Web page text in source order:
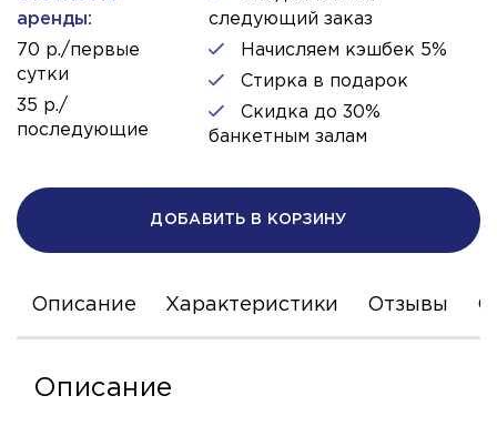
аренды:
70 р./первые
сутки
35 р./
последующие
следующий заказ
Начисляем кэшбек 5%
Стирка в подарок
Скидка до 30%
банкетным залам
ДОБАВИТЬ В КОРЗИНУ
Описание Характеристики Отзывы С
Описание